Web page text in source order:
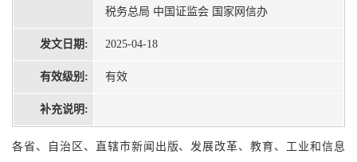
税务总局 中国证监会 国家网信办
发文日期: 2025-04-18
有效级别: 有效
补充说明:
各省、自治区、直辖市新闻出版、发展改革、教育、工业和信息